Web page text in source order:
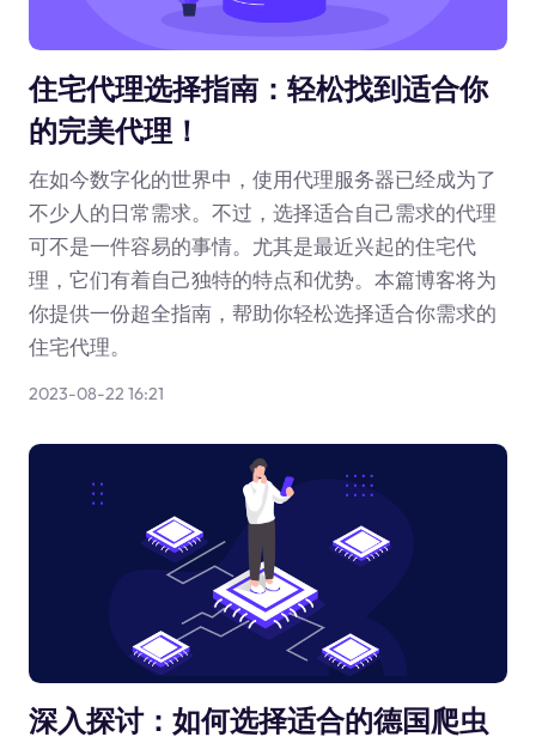
住宅代理选择指南：轻松找到适合你
的完美代理！
在如今数字化的世界中，使用代理服务器已经成为了
不少人的日常需求。不过，选择适合自己需求的代理
可不是一件容易的事情。尤其是最近兴起的住宅代
理，它们有着自己独特的特点和优势。本篇博客将为
你提供一份超全指南，帮助你轻松选择适合你需求的
住宅代理。
2023-08-22 16:21
深入探讨：如何选择适合的德国爬虫